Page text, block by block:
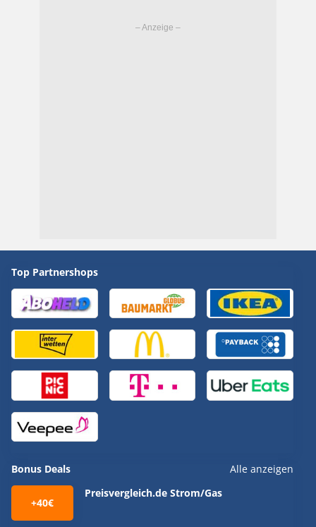
Top Partnershops
Bonus Deals Alle anzeigen
+40€
Preisvergleich.de Strom/Gas